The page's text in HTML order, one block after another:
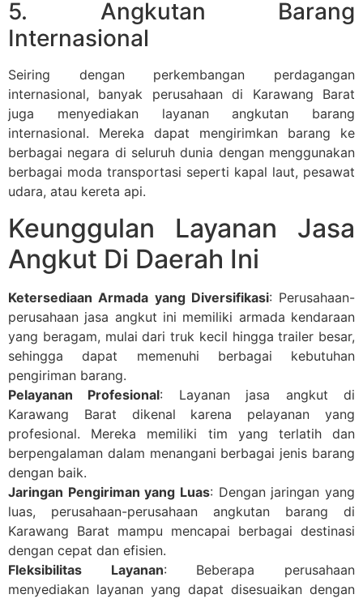
5. Angkutan Barang
Internasional
Seiring dengan perkembangan perdagangan
internasional, banyak perusahaan di Karawang Barat
juga menyediakan layanan angkutan barang
internasional. Mereka dapat mengirimkan barang ke
berbagai negara di seluruh dunia dengan menggunakan
berbagai moda transportasi seperti kapal laut, pesawat
udara, atau kereta api.
Keunggulan Layanan Jasa
Angkut Di Daerah Ini
Ketersediaan Armada yang Diversifikasi: Perusahaan-
perusahaan jasa angkut ini memiliki armada kendaraan
yang beragam, mulai dari truk kecil hingga trailer besar,
sehingga dapat memenuhi berbagai kebutuhan
pengiriman barang.
Pelayanan Profesional: Layanan jasa angkut di
Karawang Barat dikenal karena pelayanan yang
profesional. Mereka memiliki tim yang terlatih dan
berpengalaman dalam menangani berbagai jenis barang
dengan baik.
Jaringan Pengiriman yang Luas: Dengan jaringan yang
luas, perusahaan-perusahaan angkutan barang di
Karawang Barat mampu mencapai berbagai destinasi
dengan cepat dan efisien.
Fleksibilitas Layanan: Beberapa perusahaan
menyediakan layanan yang dapat disesuaikan dengan